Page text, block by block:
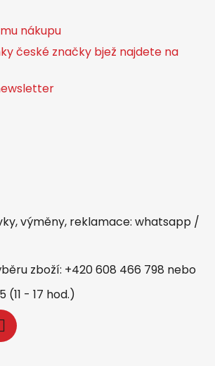
nákupu
české značky bjež najdete na
výměny, reklamace: whatsapp /
zboží: +420 608 466 798 nebo
(11 - 17 hod.)